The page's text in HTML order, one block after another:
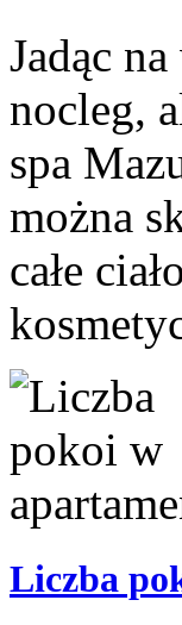
Jadąc
nocleg,
spa
można
całe
Liczba